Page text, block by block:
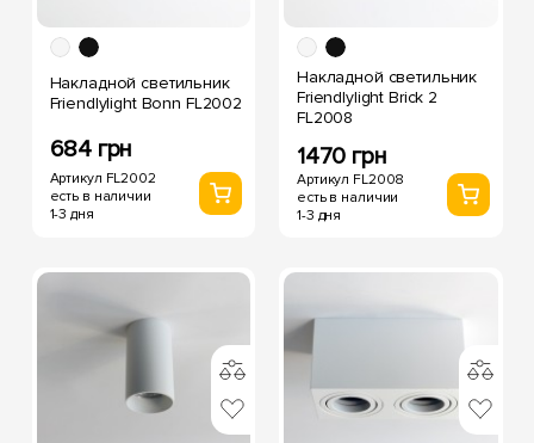
Накладной светильник
Friendlylight Bonn FL2002
684 грн
Артикул FL2002
есть в наличии
1-3 дня
Накладной светильник
Friendlylight Brick 2
FL2008
1470 грн
Артикул FL2008
есть в наличии
1-3 дня